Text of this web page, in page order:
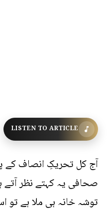
LISTEN TO ARTICLE
آج کل تحریکِ انصاف کے
توشہ خانہ ہی ملا ہے تو